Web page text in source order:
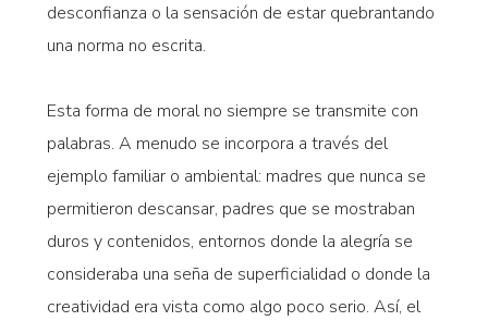
desconfianza o la sensación de estar quebrantando
una norma no escrita.
Esta forma de moral no siempre se transmite con
palabras. A menudo se incorpora a través del
ejemplo familiar o ambiental: madres que nunca se
permitieron descansar, padres que se mostraban
duros y contenidos, entornos donde la alegría se
consideraba una seña de superficialidad o donde la
creatividad era vista como algo poco serio. Así, el